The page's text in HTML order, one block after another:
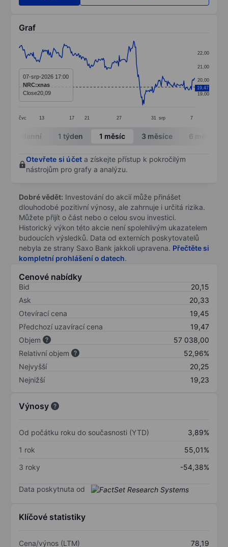
Graf
Line chart with 257 data points.
The chart has 1 X axis displaying categories.
The chart has 1 Y axis displaying values. Data
čvc 13 17 21 27 31 srp 7
19,00
20,00
21,00
22,00
19,47
07-srp-2026 17:00
NRC:xnas
Close20,09
End of interactive chart.
Intradenní 1 týden 1 měsíc 3 měsíce 6 měsíců
Otevřete si účet a získejte přístup k pokročilým
nástrojům pro grafy a analýzu.
Dobré vědět: Investování do akcií může přinášet
dlouhodobé pozitivní výnosy, ale zahrnuje i určitá rizika.
Můžete přijít o část nebo o celou svou investici.
Historický výkon této akcie není spolehlivým ukazatelem
budoucích výsledků. Data od externích poskytovatelů
nebyla ze strany Saxo Bank jakkoli upravena. Přečtěte si
kompletní prohlášení o datech.
Cenové nabídky
Bid
20,15
Ask
20,33
Otevírací cena
19,45
Předchozí uzavírací cena
19,47
Objem
57 038,00
Relativní objem
52,96%
Nejvyšší
20,25
Nejnižší
19,23
Výnosy
Od počátku roku do současnosti (YTD)
3,89%
1 rok
55,01%
3 roky
-54,38%
Data poskytnuta od
Klíčové statistiky
Cena/výnos (LTM)
78,19